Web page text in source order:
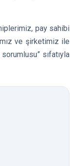
pay sahibi
ve şirketimiz ile
sıfatıyla